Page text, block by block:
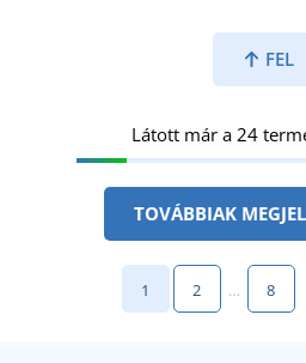
FEL
Látott már a 24
TOVÁBBIAK
1 2 … 8